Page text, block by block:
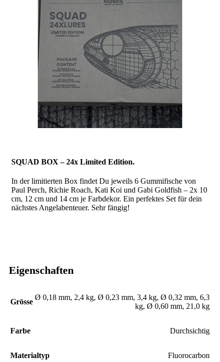
SQUAD BOX – 24x Limited Edition.
In der limitierten Box findet Du jeweils 6 Gummifische von
Paul Perch, Richie Roach, Kati Koi und Gabi Goldfish – 2x 10
cm, 12 cm und 14 cm je Farbdekor. Ein perfektes Set für dein
nächstes Angelabenteuer. Sehr fängig!
Eigenschaften
Grösse
‎Ø 0,18 mm, 2,4 kg, Ø 0,23 mm, 3,4 kg, Ø 0,32 mm, 6,3
kg, Ø 0,60 mm, 21,0 kg
Farbe ‎Durchsichtig
Materialtyp ‎Fluorocarbon